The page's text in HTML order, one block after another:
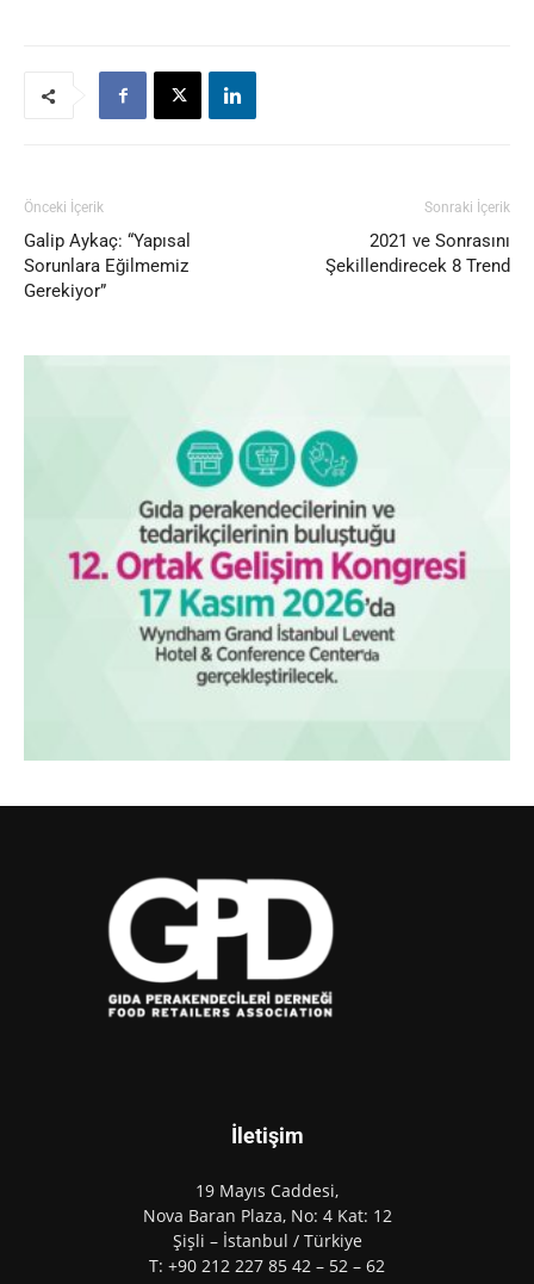
Önceki İçerik
Galip Aykaç: “Yapısal
Sorunlara Eğilmemiz
Gerekiyor”
Sonraki İçerik
2021 ve Sonrasını
Şekillendirecek 8 Trend
İletişim
19 Mayıs Caddesi,
Nova Baran Plaza, No: 4 Kat: 12
Şişli – İstanbul / Türkiye
T: +90 212 227 85 42 – 52 – 62